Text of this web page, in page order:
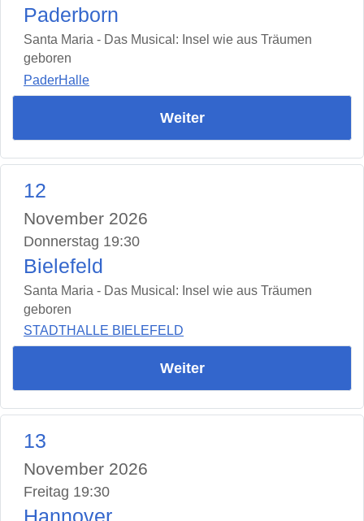
Paderborn
Santa Maria - Das Musical: Insel wie aus Träumen
geboren
PaderHalle
Weiter
12
November 2026
Donnerstag 19:30
Bielefeld
Santa Maria - Das Musical: Insel wie aus Träumen
geboren
STADTHALLE BIELEFELD
Weiter
13
November 2026
Freitag 19:30